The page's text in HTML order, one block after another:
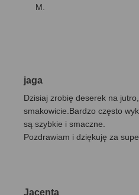
M.
jaga
Dzisiaj zrobię deserek na
smakowicie.Bardzo często
są szybkie i smaczne.
Pozdrawiam i dziękuję za
Jacenta